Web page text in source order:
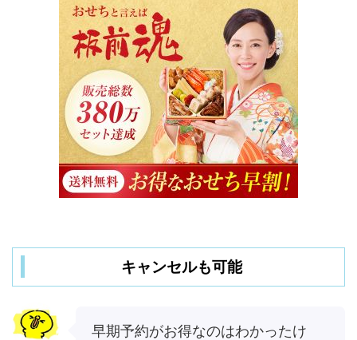
キャンセルも可能
早期予約がお得なのはわかったけ